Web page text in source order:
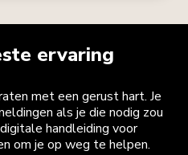
ervaring
met een gerust hart. Je
als je die nodig zou
handleiding voor
om je op weg te helpen.